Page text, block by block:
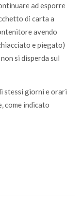
ad esporre
di carta a
avendo
e piegato)
si disperda sul
stessi giorni e orari
come indicato